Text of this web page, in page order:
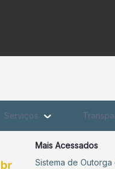
Serviços
Mais Acessados